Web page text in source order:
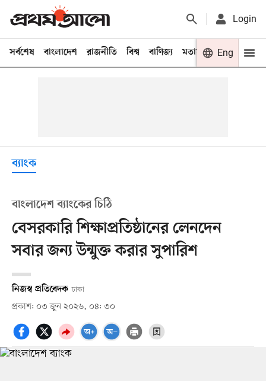
Login
সর্বশেষ বাংলাদেশ রাজনীতি বিশ্ব বাণিজ্য মতামত খেলা
Eng
ব্যাংক
বাংলাদেশ ব্যাংকের চিঠি
বেসরকারি শিক্ষাপ্রতিষ্ঠানের লেনদেন
সবার জন্য উন্মুক্ত করার সুপারিশ
নিজস্ব প্রতিবেদক ঢাকা
প্রকাশ: ০৩ জুন ২০২৬, ০৪: ৩০